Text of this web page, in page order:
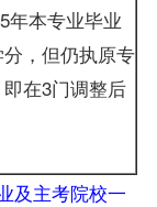
年本专业毕业
，但仍执原专
在3门调整后
及主考院校一